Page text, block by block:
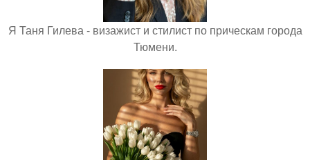
Я Таня Гилева - визажист и стилист по прическам города
Тюмени.